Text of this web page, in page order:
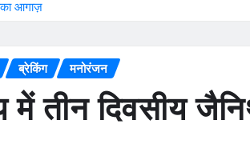
का आगाज़
ब्रेकिंग मनोरंजन
में तीन दिवसीय